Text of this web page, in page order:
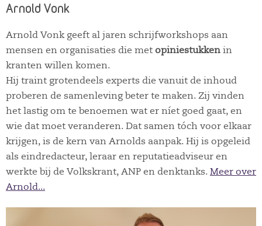
Arnold Vonk
Arnold Vonk geeft al jaren schrijfworkshops aan
mensen en organisaties die met opiniestukken in
kranten willen komen.
Hij traint grotendeels experts die vanuit de inhoud
proberen de samenleving beter te maken. Zij vinden
het lastig om te benoemen wat er níet goed gaat, en
wie dat moet veranderen. Dat samen tóch voor elkaar
krijgen, is de kern van Arnolds aanpak. Hij is opgeleid
als eindredacteur, leraar en reputatieadviseur en
werkte bij de Volkskrant, ANP en denktanks. Meer over
Arnold...